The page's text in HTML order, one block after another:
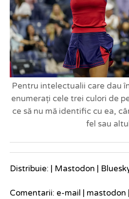
Pentru intelectualii care dau
enumerați cele trei culori de
ce să nu mă identific cu ea,
fel sau
Distribuie: | Mastodon
Comentarii: e-mail mastodon